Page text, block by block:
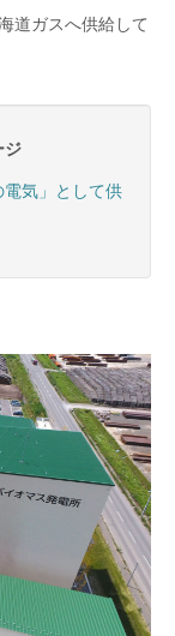
道ガスへ供給して
ジ
気」として供